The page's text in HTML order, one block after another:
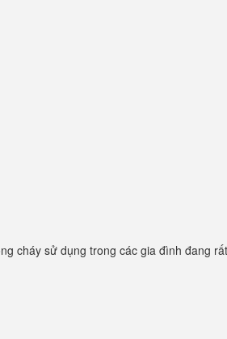
cháy sử dụng trong các gia đình đang